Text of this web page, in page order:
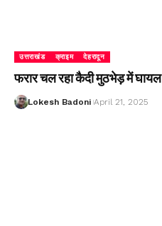
उत्तराखंड क्राइम देहरादून
फरार चल रहा कैदी मुठभेड़ में घायल
Lokesh Badoni April 21, 2025